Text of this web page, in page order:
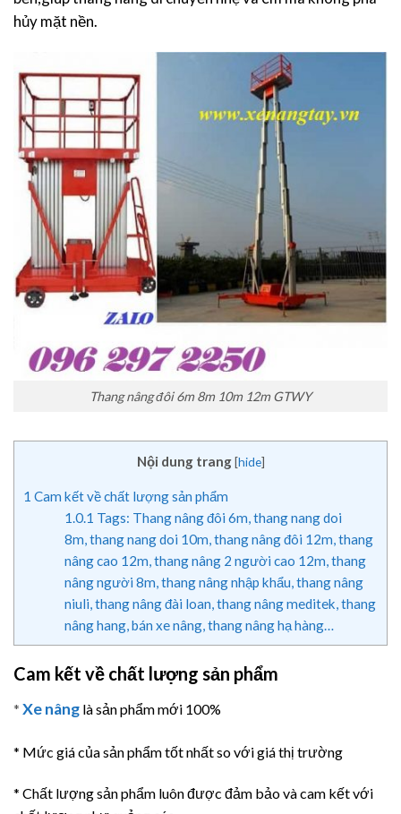
hủy mặt nền.
Thang nâng đôi 6m 8m 10m 12m GTWY
Nội dung trang [hide]
1 Cam kết về chất lượng sản phẩm
1.0.1 Tags: Thang nâng đôi 6m, thang nang doi
8m, thang nang doi 10m, thang nâng đôi 12m, thang
nâng cao 12m, thang nâng 2 người cao 12m, thang
nâng người 8m, thang nâng nhập khẩu, thang nâng
niuli, thang nâng đài loan, thang nâng meditek, thang
nâng hang, bán xe nâng, thang nâng hạ hàng…
Cam kết về chất lượng sản phẩm
* Xe nâng là sản phẩm mới 100%
* Mức giá của sản phẩm tốt nhất so với giá thị trường
* Chất lượng sản phẩm luôn được đảm bảo và cam kết với